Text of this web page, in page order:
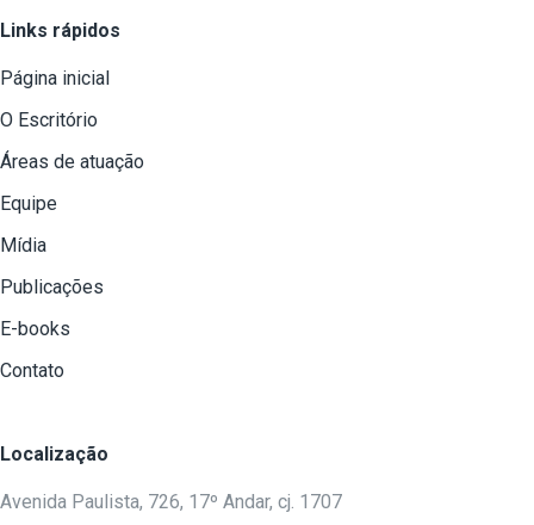
Links rápidos
Página inicial
O Escritório
Áreas de atuação
Equipe
Mídia
Publicações
E-books
Contato
Localização
Avenida Paulista, 726, 17º Andar, cj. 1707